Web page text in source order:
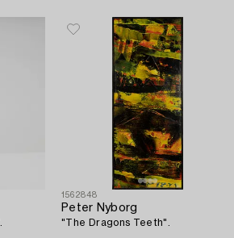
1562848
Peter Nyborg
"The Dragons Teeth".